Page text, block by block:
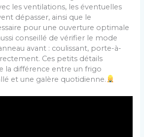
les ventilations, les éventuelles
dépasser, ainsi que le
pour une ouverture optimale
conseillé de vérifier le mode
avant : coulissant, porte-à-
Ces petits détails
la différence entre un frigo
et une galère quotidienne.